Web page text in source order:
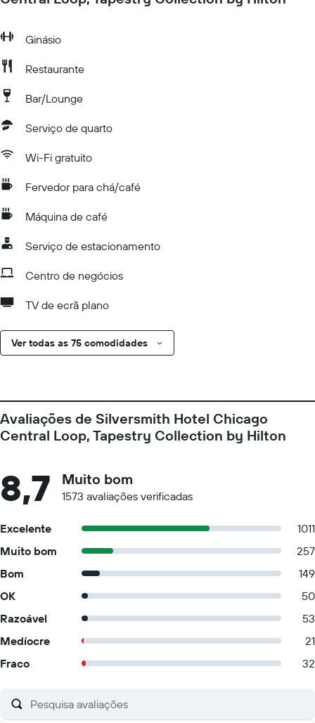
Ginásio
Restaurante
Bar/Lounge
Serviço de quarto
Wi-Fi gratuito
Fervedor para chá/café
Máquina de café
Serviço de estacionamento
Centro de negócios
TV de ecrã plano
Ver todas as 75 comodidades
Avaliações de Silversmith Hotel Chicago
Central Loop, Tapestry Collection by Hilton
8,7 Muito bom
1573 avaliações verificadas
Excelente
1011
Muito bom
257
Bom
149
OK
50
Razoável
53
Medíocre
21
Fraco
32